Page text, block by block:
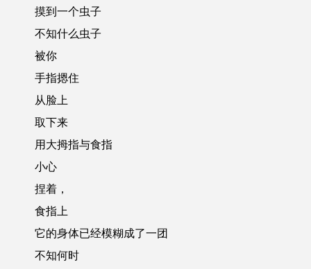
摸到一个虫子
不知什么虫子
被你
手指摁住
从脸上
取下来
用大拇指与食指
小心
捏着，
食指上
它的身体已经模糊成了一团
不知何时